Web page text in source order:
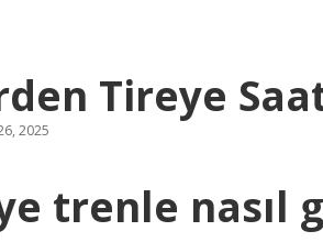
Tireye
2025
trenle nasıl